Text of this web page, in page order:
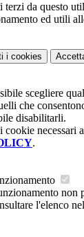
terzi da questo
ed utili
i cookies
scegliere
che
disabilitarli.
cookie necessari
.
non
l'elenco